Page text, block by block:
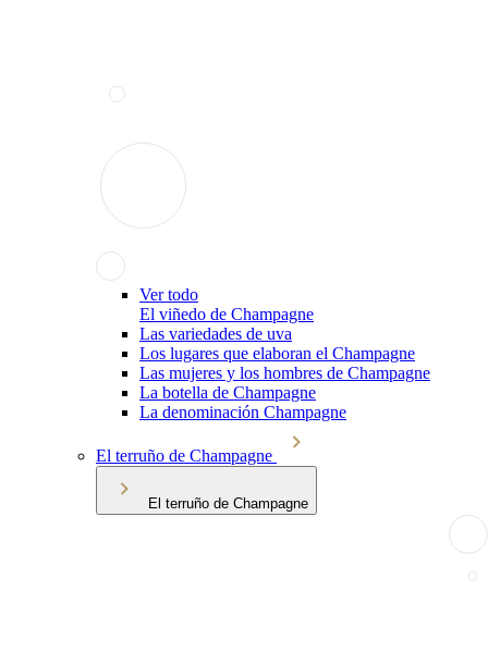
Ver todo
El viñedo de Champagne
Las variedades de uva
Los lugares que elaboran el Champagne
Las mujeres y los hombres de Champagne
La botella de Champagne
La denominación Champagne
El terruño de Champagne
El terruño de Champagne